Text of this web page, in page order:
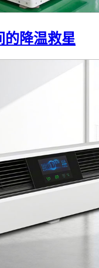
的降温救星